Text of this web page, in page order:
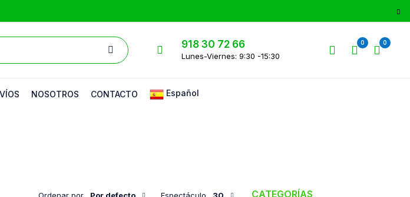
918 30 72 66
Lunes-Viernes: 9:30 -15:30
0 0
NOSOTROS CONTACTO Español
CATEGORÍAS